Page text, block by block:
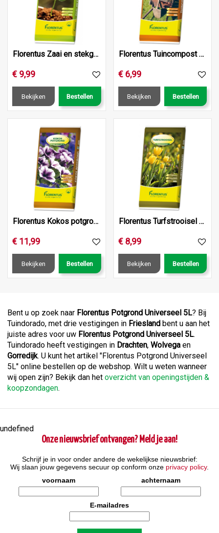
Florentus Zaai en stekgrond 40L
€ 9,99
Bekijken Bestellen
Florentus Tuincompost 40L
€ 6,99
Bekijken Bestellen
Florentus Kokos potgrond 40L
€ 11,99
Bekijken Bestellen
Florentus Turfstrooisel 50L
€ 8,99
Bekijken Bestellen
Bent u op zoek naar Florentus Potgrond Universeel 5L? Bij
Tuindorado, met drie vestigingen in Friesland bent u aan het
juiste adres voor uw Florentus Potgrond Universeel 5L.
Tuindorado heeft vestigingen in Drachten, Wolvega en
Gorredijk. U kunt het artikel "Florentus Potgrond Universeel
5L" online bestellen op de webshop. Wilt u weten wanneer
wij open zijn? Bekijk dan het overzicht van openingstijden &
koopzondagen.
undefined
Onze nieuwsbrief ontvangen? Meld je aan!
Schrijf je in voor onder andere de wekelijkse nieuwsbrief:
Wij slaan jouw gegevens secuur op conform onze privacy policy.
voornaam
achternaam
E-mailadres